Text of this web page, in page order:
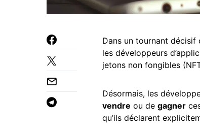
Dans un tournant décisif
les développeurs
jetons non fongibles
Désormais, les
vendre ou de gagner
qu’ils déclarent